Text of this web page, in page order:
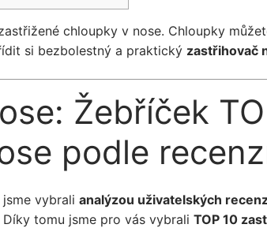
chloupky v nose. Chloupky
si bezbolestný a praktický zastřihovač
Žebříček
podle
jsme vybrali analýzou uživatelských
tomu jsme pro vás vybrali TOP 10